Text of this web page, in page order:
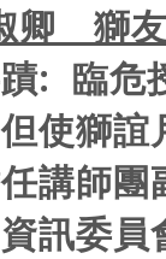
卿 獅
: 臨危
使獅
講師團
訊委員